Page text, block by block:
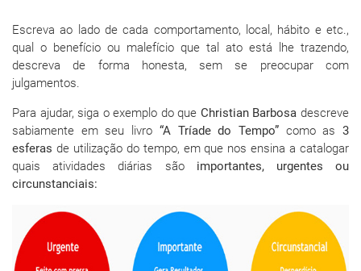
Escreva ao lado de cada comportamento, local, hábito e etc.,
qual o benefício ou malefício que tal ato está lhe trazendo,
descreva de forma honesta, sem se preocupar com
julgamentos.
Para ajudar, siga o exemplo do que Christian Barbosa descreve
sabiamente em seu livro “A Tríade do Tempo” como as3
esferas de utilização do tempo, em que nos ensina a catalogar
quais atividades diárias são importantes, urgentes ou
circunstanciais: